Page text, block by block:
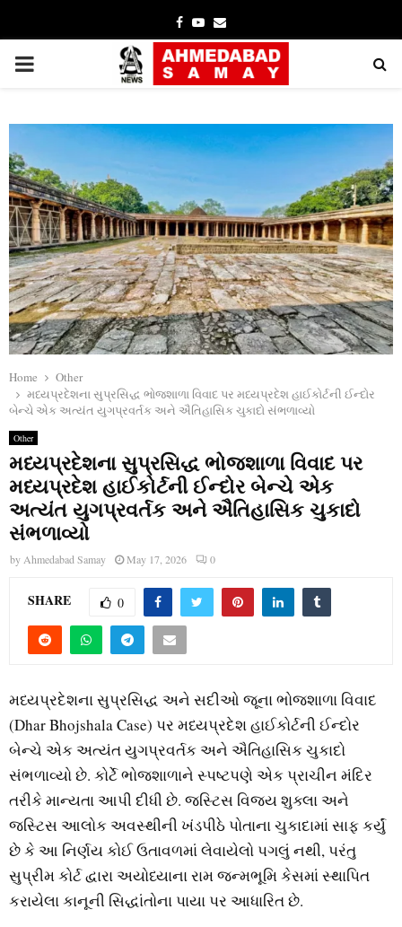
Facebook
YoutubeEmail
PRIMARY
Home
Other
મધ્યપ્રદેશના સુપ્રસિદ્ધ ભોજશાળા વિવાદ પર મધ્યપ્રદેશ હાઈકોર્ટની ઈન્દોર
બેન્ચે એક અત્યંત યુગપ્રવર્તક અને ઐતિહાસિક ચુકાદો સંભળાવ્યો
Other
મધ્યપ્રદેશના સુપ્રસિદ્ધ ભોજશાળા વિવાદ પર
મધ્યપ્રદેશ હાઈકોર્ટની ઈન્દોર બેન્ચે એક
અત્યંત યુગપ્રવર્તક અને ઐતિહાસિક ચુકાદો
સંભળાવ્યો
by Ahmedabad Samay May 17, 2026 0
SHARE 0
મધ્યપ્રદેશના સુપ્રસિદ્ધ અને સદીઓ જૂના ભોજશાળા વિવાદ
(Dhar Bhojshala Case) પર મધ્યપ્રદેશ હાઈકોર્ટની ઈન્દોર
બેન્ચે એક અત્યંત યુગપ્રવર્તક અને ઐતિહાસિક ચુકાદો
સંભળાવ્યો છે. કોર્ટે ભોજશાળાને સ્પષ્ટપણે એક પ્રાચીન મંદિર
તરીકે માન્યતા આપી દીધી છે. જસ્ટિસ વિજય શુક્લા અને
જસ્ટિસ આલોક અવસ્થીની ખંડપીઠે પોતાના ચુકાદામાં સાફ કર્યું
છે કે આ નિર્ણય કોઈ ઉતાવળમાં લેવાયેલો પગલું નથી, પરંતુ
સુપ્રીમ કોર્ટ દ્વારા અયોધ્યાના રામ જન્મભૂમિ કેસમાં સ્થાપિત
કરાયેલા કાનૂની સિદ્ધાંતોના પાયા પર આધારિત છે.